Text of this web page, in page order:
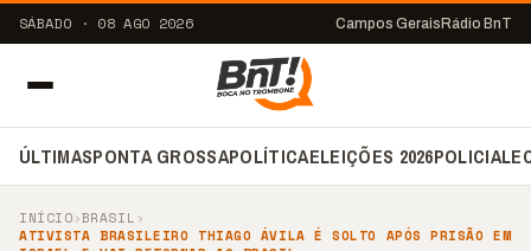
SÁBADO · 08 AGO 2026 Campos Gerais Rádio BnT
ÚLTIMASPONTA GROSSAPOLÍTICAELEIÇÕES 2026POLICIAL
INÍCIO›BRASIL ›
ATIVISTA BRASILEIRO THIAGO ÁVILA É SOLTO APÓS PRISÃO EM